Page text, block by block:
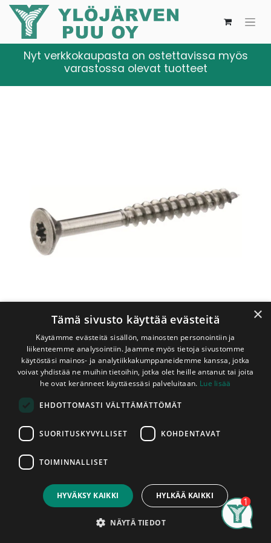
7,00€
Account
Nyt verkkokaupasta on ostettavissa myös
varastossa olevat tuotteet
Shop Puuruuvi 5x50 mm 100 kpl/ltk
Puuruuvi 5x50 mm 100 kpl/ltk
7,00€
×
Tämä sivusto käyttää evästeitä
Käytämme evästeitä sisällön, mainosten personointiin ja
liikenteemme analysointiin. Jaamme myös tietoja sivustomme
käytöstäsi mainos- ja analytiikkakumppaneidemme kanssa, jotka
voivat yhdistää ne muihin tietoihin, jotka olet heille antanut tai joita
he ovat keränneet käyttäessäsi palveluitaan. Lue lisää
EHDOTTOMASTI VÄLTTÄMÄTTÖMÄT
SUORITUSKYVYLLISET KOHDENTAVAT
TOIMINNALLISET
HYVÄKSY KAIKKI HYLKÄÄ KAIKKI
NÄYTÄ TIEDOT